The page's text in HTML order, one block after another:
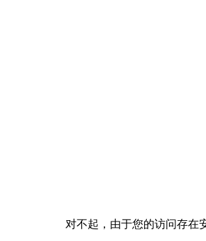
对不起，由于您的访问存在